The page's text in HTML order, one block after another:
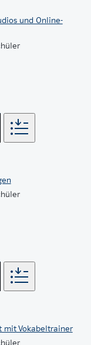
und Online-
mit Vokabeltrainer